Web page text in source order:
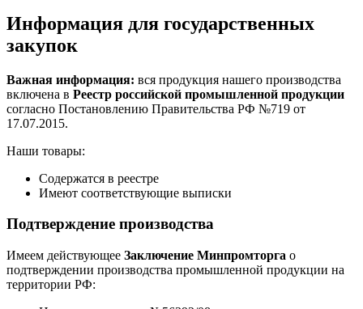
Информация для государственных
закупок
Важная информация: вся продукция нашего производства
включена в Реестр российской промышленной продукции
согласно Постановлению Правительства РФ №719 от
17.07.2015.
Наши товары:
Содержатся в реестре
Имеют соответствующие выписки
Подтверждение производства
Имеем действующее Заключение Минпромторга о
подтверждении производства промышленной продукции на
территории РФ: